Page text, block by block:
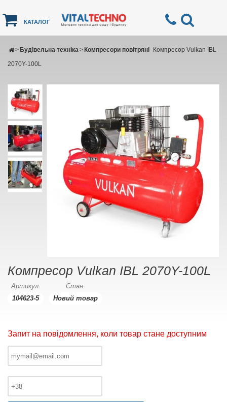
КАТАЛОГ
Будівельна техніка
> Компресори повітряні
>
Компресор Vulkan IBL
2070Y-100L
Компресор Vulkan IBL 2070Y-100L
Артикул:
104623-5
Стан:
Новий товар
Запит на повідомлення, коли товар стане доступним